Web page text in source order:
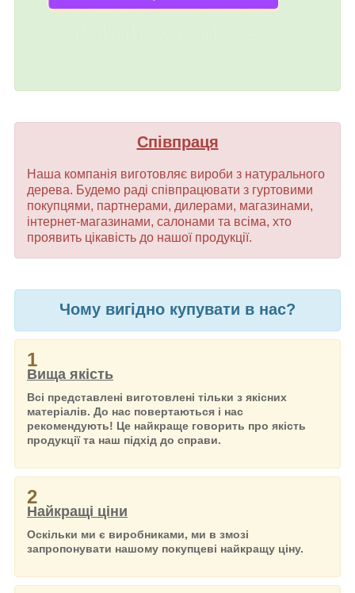
Співпраця
Наша компанія виготовляє вироби з натурального
дерева. Будемо раді співпрацювати з гуртовими
покупцями, партнерами, дилерами, магазинами,
інтернет-магазинами, салонами та всіма, хто
проявить цікавість до нашої продукції.
Чому вигідно купувати в нас?
1
Вища якість
Всі представлені виготовлені тільки з якісних
матеріалів. До нас повертаються і нас
рекомендують! Це найкраще говорить про якість
продукції та наш підхід до справи.
2
Найкращі ціни
Оскільки ми є виробниками, ми в змозі
запропонувати нашому покупцеві найкращу ціну.